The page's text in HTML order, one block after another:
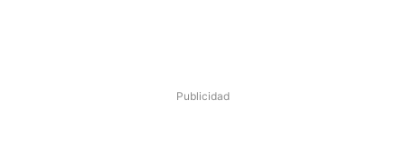
Publicidad